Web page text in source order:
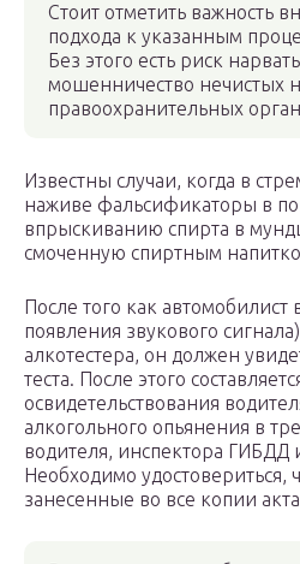
Стоит отметить важность
подхода к указанным
Без этого есть риск
мошенничество нечистых
правоохранительных
Известны случаи, когда в
наживе фальсификаторы в
впрыскиванию спирта в
смоченную спиртным
После того как автомобилист
появления звукового
алкотестера, он должен
теста. После этого
освидетельствования
алкогольного опьянения в
водителя, инспектора ГИБДД
Необходимо удостовериться,
занесенные во все копии